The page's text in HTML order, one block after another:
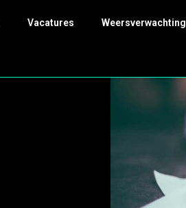
Vacatures Weersverwachting